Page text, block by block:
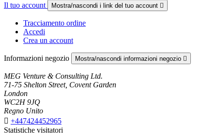
Il tuo account Mostra/nascondi i link del tuo account 
Tracciamento ordine
Accedi
Crea un account
Informazioni negozio Mostra/nascondi informazioni negozio 
MEG Venture & Consulting Ltd.
71-75 Shelton Street, Covent Garden
London
WC2H 9JQ
Regno Unito
 +447424452965
Statistiche visitatori